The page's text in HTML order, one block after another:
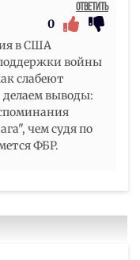
Ответить
0
в США
войны
слабеют
делаем выводы:
чем судя по
ФБР.